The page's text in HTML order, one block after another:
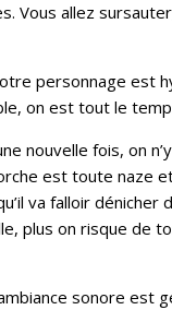
Vous allez
personnage est
on est tout le
nouvelle fois, on
est toute naze
va falloir dénicher
plus on risque de
sonore est